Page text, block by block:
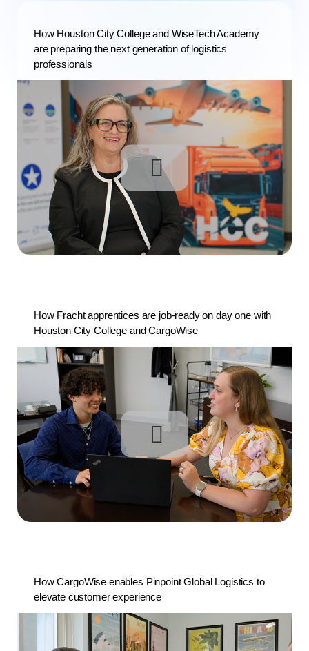
How Houston City College and WiseTech Academy
are preparing the next generation of logistics
professionals
How Fracht apprentices are job-ready on day one with
Houston City College and CargoWise
How CargoWise enables Pinpoint Global Logistics to
elevate customer experience